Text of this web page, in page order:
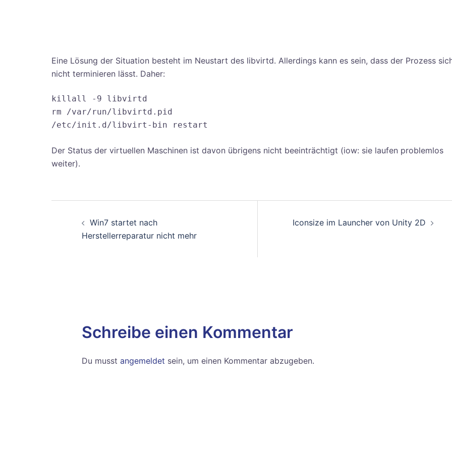
Eine Lösung der Situation besteht im Neustart des libvirtd. Allerdings kann es sein, dass der Prozess
nicht terminieren lässt. Daher:
killall -9 libvirtd
rm /var/run/libvirtd.pid
/etc/init.d/libvirt-bin restart
Der Status der virtuellen Maschinen ist davon übrigens nicht beeinträchtigt (iow: sie laufen problemlos
weiter).
Win7 startet nach
Herstellerreparatur nicht mehr
Iconsize im Launcher von Unity 2D
Schreibe einen Kommentar
Du musst angemeldet sein, um einen Kommentar abzugeben.